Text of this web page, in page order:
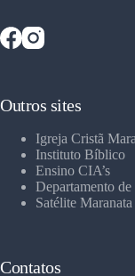
Outros sites
Igreja Cristã
Instituto Bíblico
Ensino CIA’s
Departamento
Satélite Maranata
Contatos